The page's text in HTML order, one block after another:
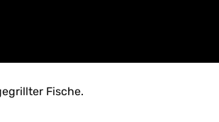
Fische.